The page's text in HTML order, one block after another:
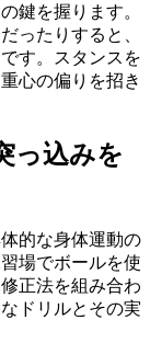
鍵を握ります。
ったりすると、
す。スタンスを
心の偏りを招き
っ込みを
的な身体運動の
場でボールを使
正法を組み合わ
ドリルとその実